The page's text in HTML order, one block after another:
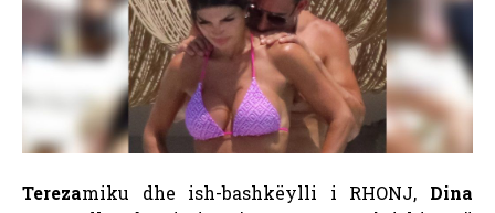
Terezamiku dhe ish-bashkëylli i RHONJ, Dina